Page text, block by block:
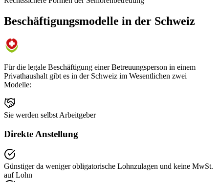
Beschäftigungsmodelle in der Schweiz
Für die legale Beschäftigung einer Betreuungsperson in einem
Privathaushalt gibt es in der Schweiz im Wesentlichen zwei
Modelle:
Sie werden selbst Arbeitgeber
Direkte Anstellung
Günstiger da weniger obligatorische Lohnzulagen und keine MwSt.
auf Lohn